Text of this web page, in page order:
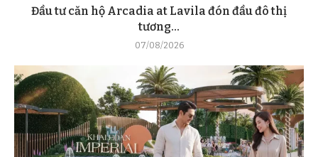
Đầu tư căn hộ Arcadia at Lavila đón đầu đô thị
tương...
07/08/2026